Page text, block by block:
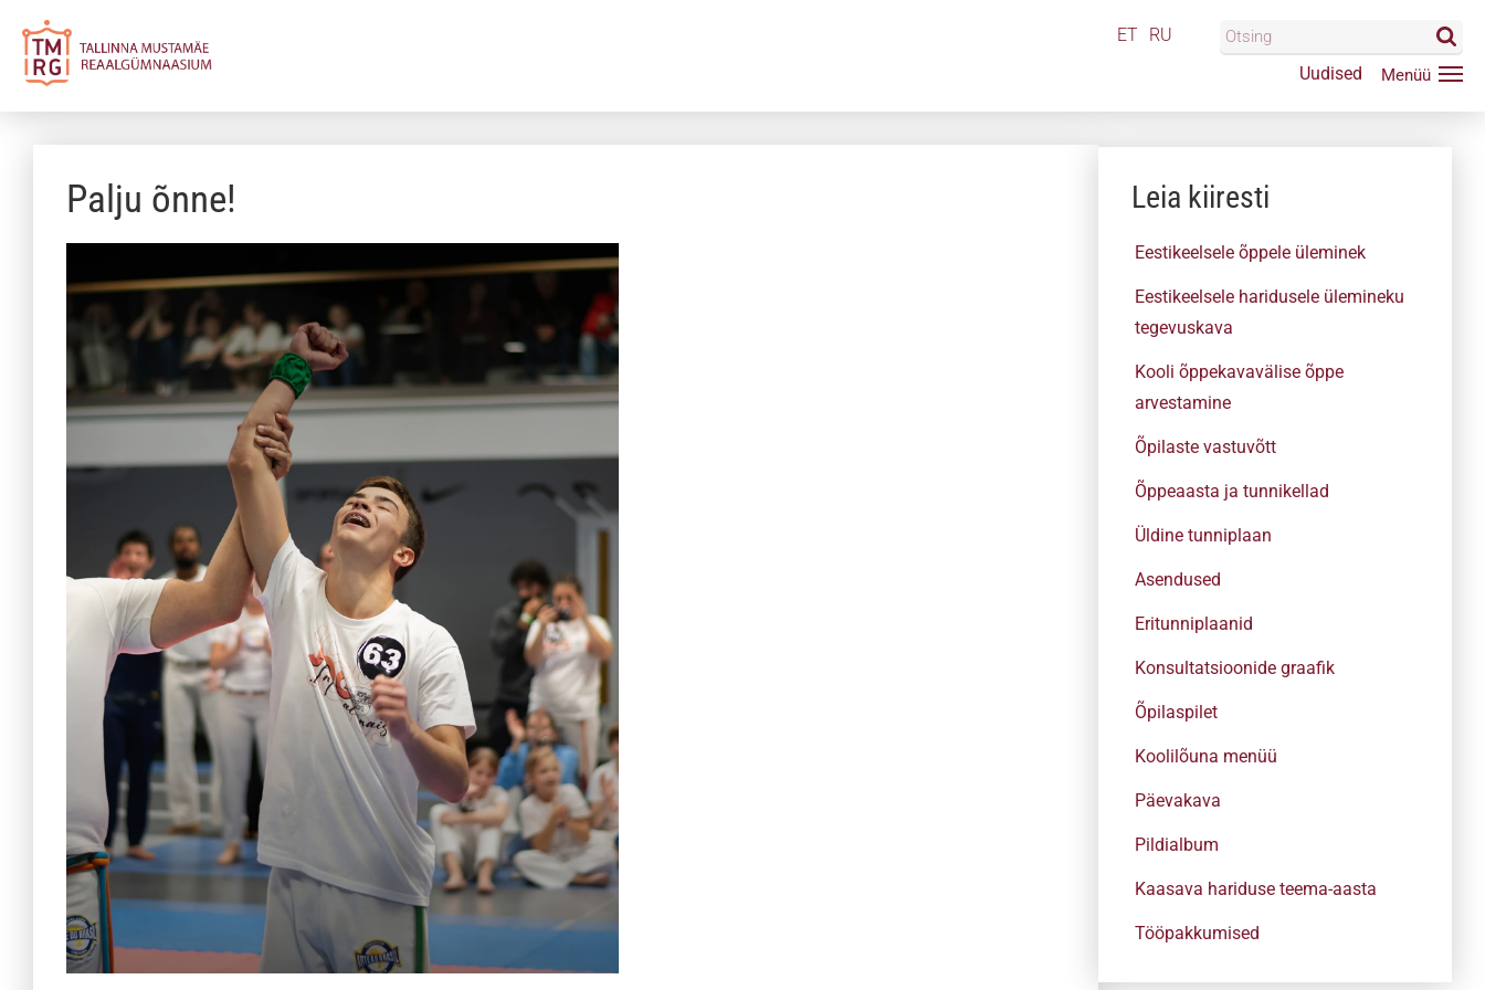
ET RU
Uudised
Palju õnne! Leia kiiresti
Eestikeelsele õppele üleminek
Eestikeelsele haridusele ülemineku
tegevuskava
Kooli õppekavavälise õppe
arvestamine
Õpilaste vastuvõtt
Õppeaasta ja tunnikellad
Üldine tunniplaan
Asendused
Eritunniplaanid
Konsultatsioonide graafik
Õpilaspilet
Koolilõuna menüü
Päevakava
Pildialbum
Kaasava hariduse teema-aasta
Tööpakkumised